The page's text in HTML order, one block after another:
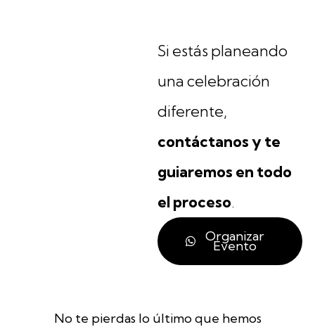
Si estás planeando
una celebración
diferente,
contáctanos y te
guiaremos en todo
el proceso.
Organizar
Evento
No te pierdas lo último que hemos